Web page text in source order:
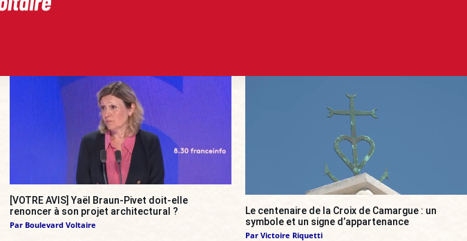
[VOTRE AVIS] Yaël Braun-Pivet doit-elle
renoncer à son projet architectural ?
Par Boulevard Voltaire
Le centenaire de la Croix de Camargue : un
symbole et un signe d’appartenance
Par Victoire Riquetti